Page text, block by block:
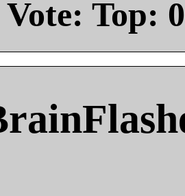
Vote: Top: 0